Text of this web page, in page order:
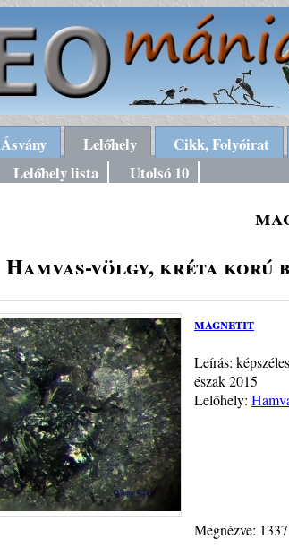
Ásvány Lelőhely Cikk, Folyóirat
Lelőhely lista Utolsó 10
Hamvas-völgy, kréta
magnetit
Leírás:
észak 2015
Lelőhely:
Megnézve: